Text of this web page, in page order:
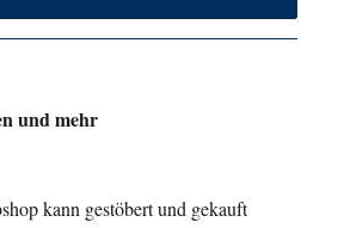
und mehr
kann gestöbert und gekauft